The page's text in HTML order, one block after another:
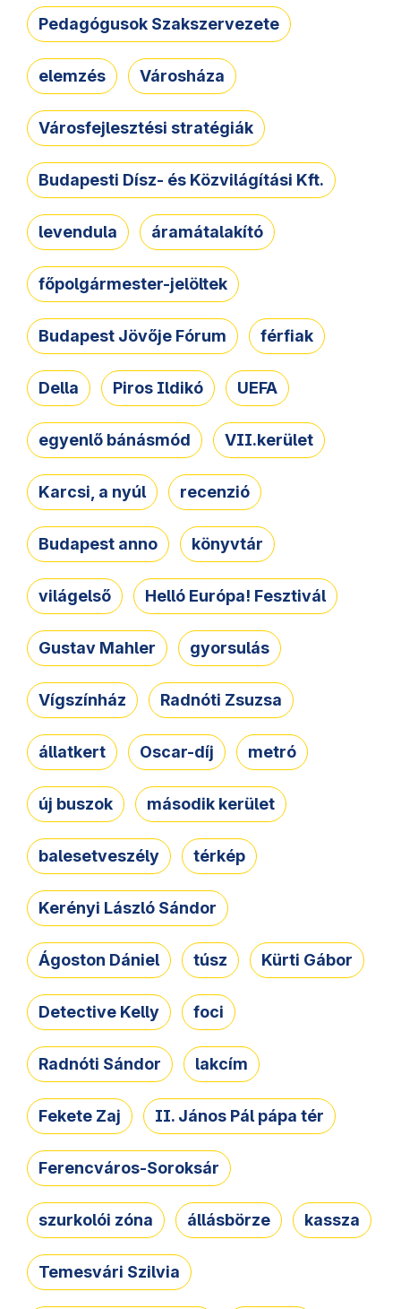
Pedagógusok Szakszervezete
elemzés Városháza
Városfejlesztési stratégiák
Budapesti Dísz- és Közvilágítási Kft.
levendula áramátalakító
főpolgármester-jelöltek
Budapest Jövője Fórum férfiak
Della Piros Ildikó UEFA
egyenlő bánásmód VII.kerület
Karcsi, a nyúl recenzió
Budapest anno könyvtár
világelső Helló Európa! Fesztivál
Gustav Mahler gyorsulás
Vígszínház Radnóti Zsuzsa
állatkert Oscar-díj metró
új buszok második kerület
balesetveszély térkép
Kerényi László Sándor
Ágoston Dániel túsz Kürti Gábor
Detective Kelly foci
Radnóti Sándor lakcím
Fekete Zaj II. János Pál pápa tér
Ferencváros-Soroksár
szurkolói zóna állásbörze kassza
Temesvári Szilvia